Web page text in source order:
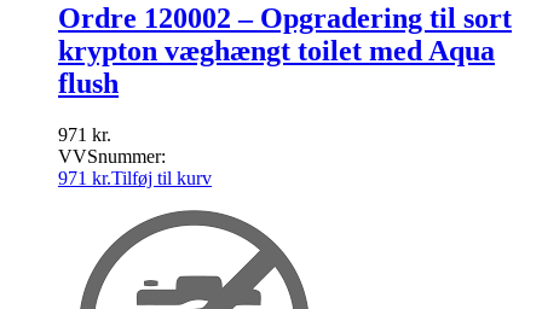
Ordre 120002 – Opgradering til sort
krypton væghængt toilet med Aqua
flush
971 kr.
VVSnummer:
971 kr.Tilføj til kurv